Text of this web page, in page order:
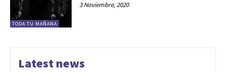
TODA TU MAÑANA
3 Noviembre, 2020
Latest news